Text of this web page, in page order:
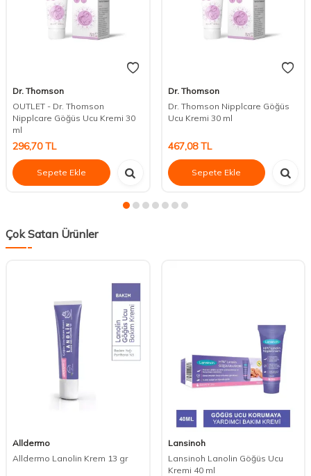
Dr. Thomson
OUTLET - Dr. Thomson
Nipplcare Göğüs Ucu Kremi 30
ml
296,70TL
Sepete Ekle
Dr. Thomson
Dr. Thomson Nipplcare Göğüs
Ucu Kremi 30 ml
467,08TL
Sepete Ekle
Çok Satan Ürünler
Alldermo
Alldermo Lanolin Krem 13 gr
Lansinoh
Lansinoh Lanolin Göğüs Ucu
Kremi 40 ml